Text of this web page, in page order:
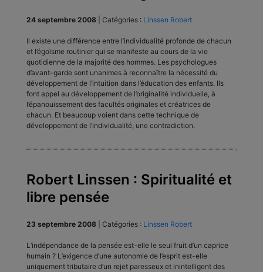
24 septembre 2008 Catégories : Linssen Robert
Il existe une différence entre l’individualité profonde de chacun
et l’égoïsme routinier qui se manifeste au cours de la vie
quotidienne de la majorité des hommes. Les psychologues
d’avant-garde sont unanimes à reconnaître la nécessité du
développement de l’intuition dans l’éducation des enfants. Ils
font appel au développement de l’originalité individuelle, à
l’épanouissement des facultés originales et créatrices de
chacun. Et beaucoup voient dans cette technique de
développement de l’individualité, une contradiction.
Robert Linssen : Spiritualité et
libre pensée
23 septembre 2008 Catégories : Linssen Robert
L’indépendance de la pensée est-elle le seul fruit d’un caprice
humain ? L’exigence d’une autonomie de l’esprit est-elle
uniquement tributaire d’un rejet paresseux et inintelligent des